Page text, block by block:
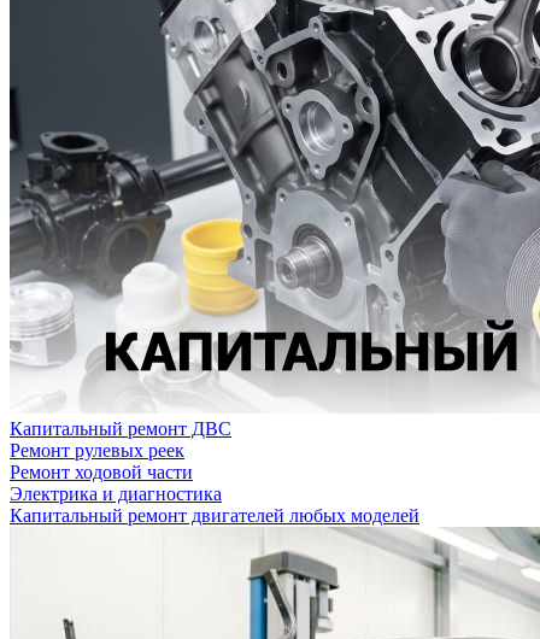
Капитальный ремонт ДВС
Ремонт рулевых реек
Ремонт ходовой части
Электрика и диагностика
Капитальный ремонт двигателей любых моделей